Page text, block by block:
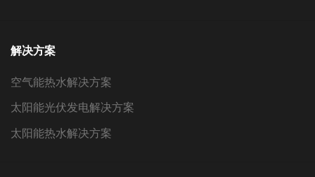
解决方案
空气能热水解决方案
太阳能光伏发电解决方案
太阳能热水解决方案